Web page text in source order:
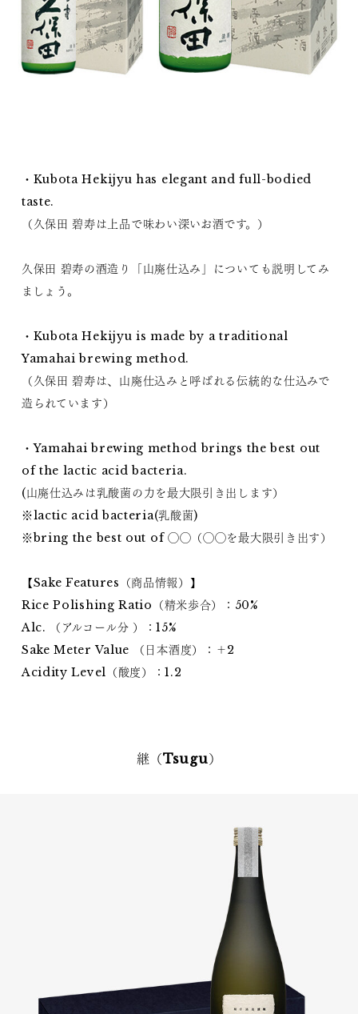
・Kubota Hekijyu has elegant and full-bodied
taste.
（久保田 碧寿は上品で味わい深いお酒です。）
久保田 碧寿の酒造り「山廃仕込み」についても説明してみ
ましょう。
・Kubota Hekijyu is made by a traditional
Yamahai brewing method.
（久保田 碧寿は、山廃仕込みと呼ばれる伝統的な仕込みで
造られています）
・Yamahai brewing method brings the best out
of the lactic acid bacteria.
(山廃仕込みは乳酸菌の力を最大限引き出します）
※lactic acid bacteria(乳酸菌)
※bring the best out of ◯◯（◯◯を最大限引き出す）
【Sake Features（商品情報）】
Rice Polishing Ratio（精米歩合）：50%
Alc. （アルコール分 ）：15%
Sake Meter Value （日本酒度）：＋2
Acidity Level（酸度）：1.2
継（Tsugu）